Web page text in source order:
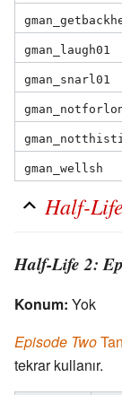
gman_laugh01
gman_snarl01
gman_wellsh
Half-
Half-Life 2:
Konum: Yok
Episode Two
tekrar kullanır.